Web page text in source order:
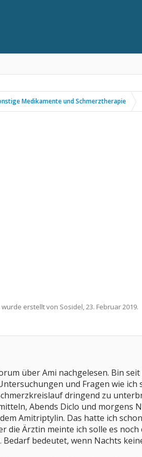
Medikamente und Schmerztherapie
wurde erstellt von Sosidel,23. Februar 2019.
über Ami nachgelesen. Bin
und Fragen wie
dringend zu
Abends Diclo und morgens
Amitriptylin. Das hatte ich
die Ärztin meinte ich solle es
bedeutet, wenn Nachts